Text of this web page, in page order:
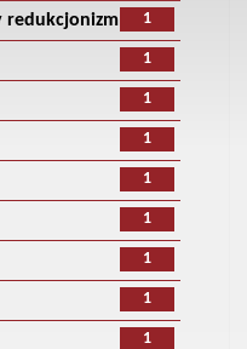
1
redukcjonizm
1
1
1
1
1
1
1
1